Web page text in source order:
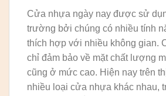
Cửa nhựa ngày nay được sử
trường bởi chúng có nhiều tính
thích hợp với nhiều không gian.
chỉ đảm bảo về mặt chất lượng
cũng ở mức cao. Hiện nay trên
nhiều loại cửa nhựa khác nhau,